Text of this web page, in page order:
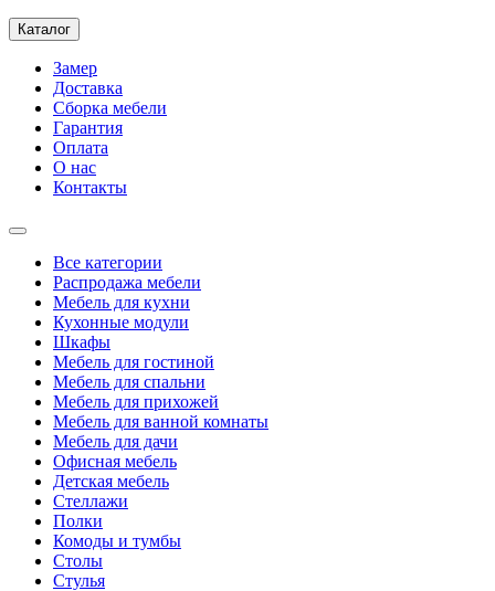
Каталог
Замер
Доставка
Сборка мебели
Гарантия
Оплата
О нас
Контакты
Все категории
Распродажа мебели
Мебель для кухни
Кухонные модули
Шкафы
Мебель для гостиной
Мебель для спальни
Мебель для прихожей
Мебель для ванной комнаты
Мебель для дачи
Офисная мебель
Детская мебель
Стеллажи
Полки
Комоды и тумбы
Столы
Стулья